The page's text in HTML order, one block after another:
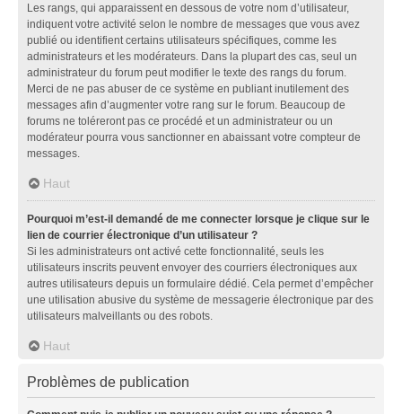
Les rangs, qui apparaissent en dessous de votre nom d’utilisateur,
indiquent votre activité selon le nombre de messages que vous avez
publié ou identifient certains utilisateurs spécifiques, comme les
administrateurs et les modérateurs. Dans la plupart des cas, seul un
administrateur du forum peut modifier le texte des rangs du forum.
Merci de ne pas abuser de ce système en publiant inutilement des
messages afin d’augmenter votre rang sur le forum. Beaucoup de
forums ne toléreront pas ce procédé et un administrateur ou un
modérateur pourra vous sanctionner en abaissant votre compteur de
messages.
Haut
Pourquoi m’est-il demandé de me connecter lorsque je clique sur le
lien de courrier électronique d’un utilisateur ?
Si les administrateurs ont activé cette fonctionnalité, seuls les
utilisateurs inscrits peuvent envoyer des courriers électroniques aux
autres utilisateurs depuis un formulaire dédié. Cela permet d’empêcher
une utilisation abusive du système de messagerie électronique par des
utilisateurs malveillants ou des robots.
Haut
Problèmes de publication